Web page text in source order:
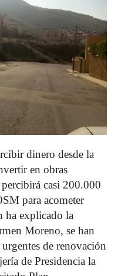
dinero desde la
en obras
casi 200.000
para acometer
ha explicado la
Moreno, se han
de renovación
de Presidencia la